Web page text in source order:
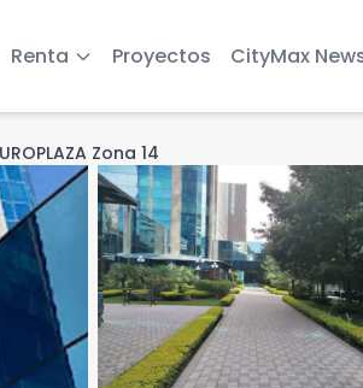
Renta Proyectos CityMax
Zona 14